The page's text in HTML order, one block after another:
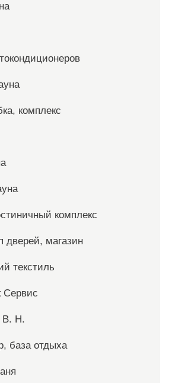
комплекс
комплекс
дверей, магазин
текстиль
Сервис
В. Н.
база отдыха